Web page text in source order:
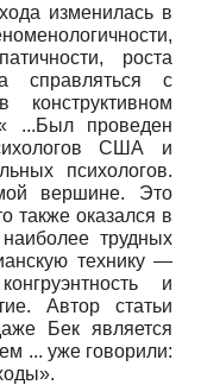
изменилась в
роста
справляться с
...Был проведен
США и
психологов.
вершине. Это
также оказался в
трудных
технику —
и
Автор статьи
Бек является
... уже говорили: